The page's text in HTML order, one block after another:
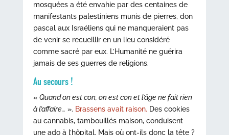
mosquées a été envahie par des centaines de
manifestants palestiniens munis de pierres, don
pascal aux Israéliens qui ne manqueraient pas
de venir se recueillir en un lieu considéré
comme sacré par eux. L’Humanité ne guérira
jamais de ses guerres de religions.
Au secours !
« Quand on est con, on est con et l’âge ne fait rien
à l’affaire… ». Brassens avait raison. Des cookies
au cannabis, tambouillés maison, conduisent
une ado à l’hôpital. Mais où ont-ils donc la tête ?